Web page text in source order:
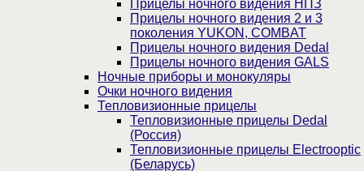
Прицелы ночного видения НПЗ
Прицелы ночного видения 2 и 3
поколения YUKON, COMBAT
Прицелы ночного видения Dedal
Прицелы ночного видения GALS
Ночные приборы и монокуляры
Очки ночного видения
Тепловизионные прицелы
Тепловизионные прицелы Dedal
(Россия)
Тепловизионные прицелы Electrooptic
(Беларусь)